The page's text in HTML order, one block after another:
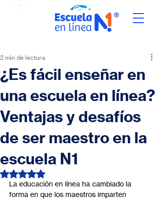
¿Es fácil enseñar en
una escuela en línea?
Ventajas y desafíos
de ser maestro en la
escuela N1
2 min de lectura
Obtuvo NaN de 5 estrellas.
La educación en línea ha cambiado la
forma en que los maestros imparten